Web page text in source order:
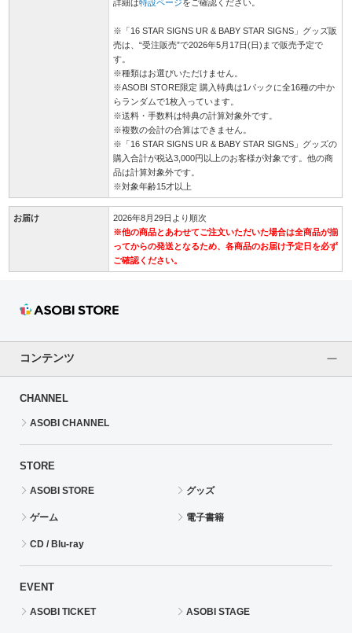
詳細は特設ページをご確認ください。
※「16 STAR SIGNS UR & BABY STAR SIGNS」グッズ販
売は、“受注販売”で2026年5月17日(日)まで販売予定で
す。
※種類はお選びいただけません。
※ASOBI STORE限定 購入特典は1パックに全16種の中か
らランダムで1枚入っています。
※送料・手数料は特典の計算対象外です。
※複数の会計の合算はできません。
※「16 STAR SIGNS UR & BABY STAR SIGNS」グッズの
購入合計が税込3,000円以上のお客様が対象です。他の商
品は計算対象外です。
※対象年齢15才以上
お届け
2026年8月29日より順次
※他の商品とあわせてご注文いただいた場合は全商品が揃
ってからの発送となるため、各商品のお届け予定日を必ず
ご確認ください。
コンテンツ
CHANNEL
ASOBI CHANNEL
STORE
ASOBI STORE グッズ
ゲーム 電子書籍
CD / Blu-ray
EVENT
ASOBI TICKET ASOBI STAGE